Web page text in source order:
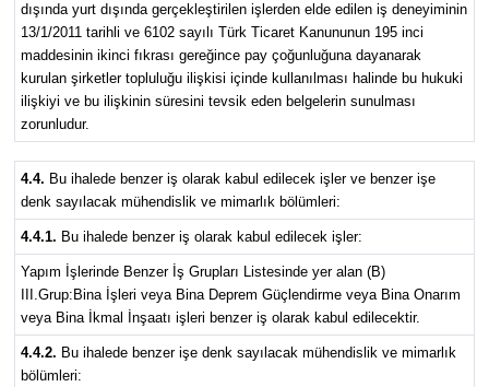
dışında yurt dışında gerçekleştirilen işlerden elde edilen iş deneyiminin
13/1/2011 tarihli ve 6102 sayılı Türk Ticaret Kanununun 195 inci
maddesinin ikinci fıkrası gereğince pay çoğunluğuna dayanarak
kurulan şirketler topluluğu ilişkisi içinde kullanılması halinde bu hukuki
ilişkiyi ve bu ilişkinin süresini tevsik eden belgelerin sunulması
zorunludur.
4.4. Bu ihalede benzer iş olarak kabul edilecek işler ve benzer işe
denk sayılacak mühendislik ve mimarlık bölümleri:
4.4.1. Bu ihalede benzer iş olarak kabul edilecek işler:
Yapım İşlerinde Benzer İş Grupları Listesinde yer alan (B)
III.Grup:Bina İşleri veya Bina Deprem Güçlendirme veya Bina Onarım
veya Bina İkmal İnşaatı işleri benzer iş olarak kabul edilecektir.
4.4.2. Bu ihalede benzer işe denk sayılacak mühendislik ve mimarlık
bölümleri: